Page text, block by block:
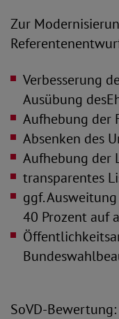
Zur
Verbesserung
Ausübung
Aufhebung der
Absenken des
Aufhebung der
transparentes
ggf.
40 Prozent auf
SoVD-